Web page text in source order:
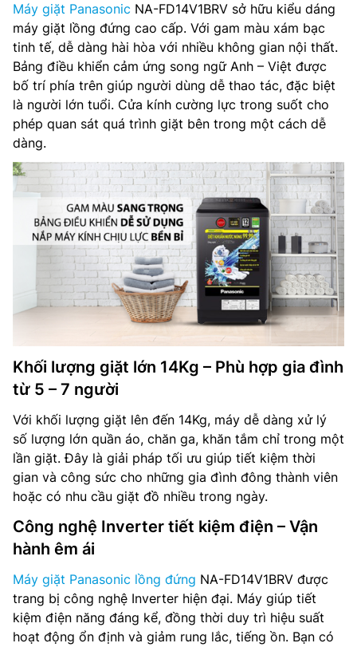
Máy giặt Panasonic NA-FD14V1BRV sở hữu kiểu dáng
máy giặt lồng đứng cao cấp. Với gam màu xám bạc
tinh tế, dễ dàng hài hòa với nhiều không gian nội thất.
Bảng điều khiển cảm ứng song ngữ Anh – Việt được
bố trí phía trên giúp người dùng dễ thao tác, đặc biệt
là người lớn tuổi. Cửa kính cường lực trong suốt cho
phép quan sát quá trình giặt bên trong một cách dễ
dàng.
Khối lượng giặt lớn 14Kg – Phù hợp gia đình
từ 5 – 7 người
Với khối lượng giặt lên đến 14Kg, máy dễ dàng xử lý
số lượng lớn quần áo, chăn ga, khăn tắm chỉ trong một
lần giặt. Đây là giải pháp tối ưu giúp tiết kiệm thời
gian và công sức cho những gia đình đông thành viên
hoặc có nhu cầu giặt đồ nhiều trong ngày.
Công nghệ Inverter tiết kiệm điện – Vận
hành êm ái
Máy giặt Panasonic lồng đứng NA-FD14V1BRV được
trang bị công nghệ Inverter hiện đại. Máy giúp tiết
kiệm điện năng đáng kể, đồng thời duy trì hiệu suất
hoạt động ổn định và giảm rung lắc, tiếng ồn. Bạn có